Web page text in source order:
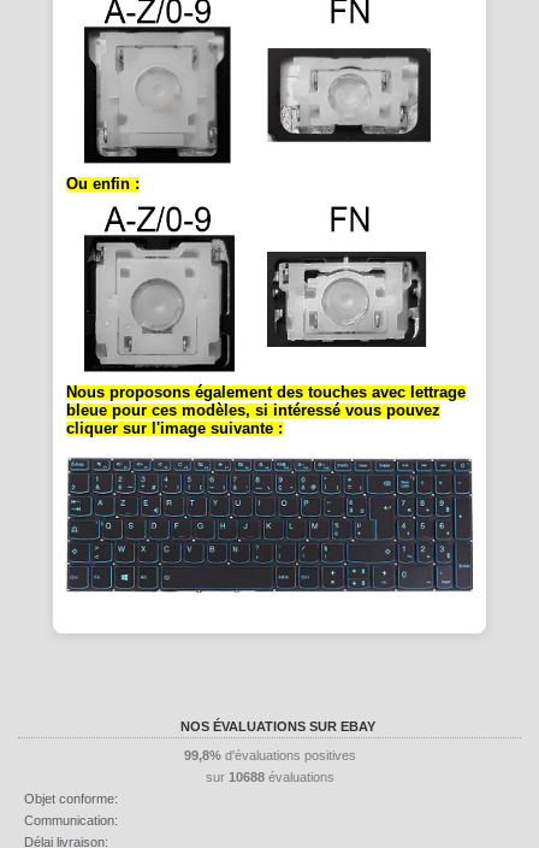
NOS ÉVALUATIONS SUR EBAY
99,8%d'évaluations positives
sur 10688évaluations
Objet conforme:
Communication:
Délai livraison:
Ou enfin :
Nous proposons également des touches avec lettrage
bleue pour ces modèles, si intéressé vous pouvez
cliquer sur l'image suivante :